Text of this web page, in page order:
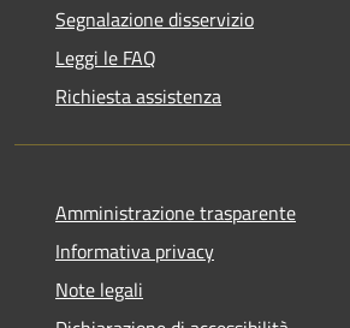
Segnalazione disservizio
Leggi le FAQ
Richiesta assistenza
Amministrazione trasparente
Informativa privacy
Note legali